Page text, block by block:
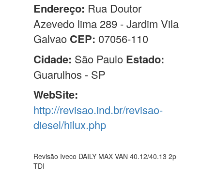
Endereço: Rua Doutor
Azevedo lima 289 - Jardim Vila
Galvao CEP: 07056-110
Cidade: São Paulo Estado:
Guarulhos - SP
WebSite:
http://revisao.ind.br/revisao-
diesel/hilux.php
Revisão Iveco DAILY MAX VAN 40.12/40.13 2p
TDI